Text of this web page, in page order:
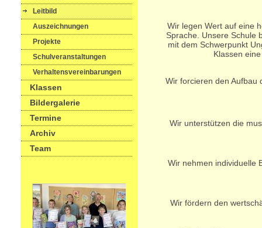
Leitbild
Auszeichnungen
Projekte
Schulveranstaltungen
Verhaltensvereinbarungen
Klassen
Bildergalerie
Termine
Archiv
Team
Wir legen Wert auf eine
Sprache. Unsere Schule
mit dem Schwerpunkt
Klassen
Wir forcieren den Aufbau
Wir unterstützen die
Wir nehmen individuelle
Wir fördern den